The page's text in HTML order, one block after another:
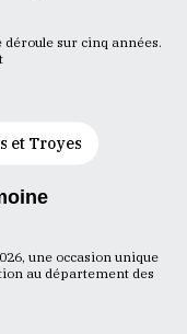
sur cinq années.
et Troyes
une occasion unique
au département des